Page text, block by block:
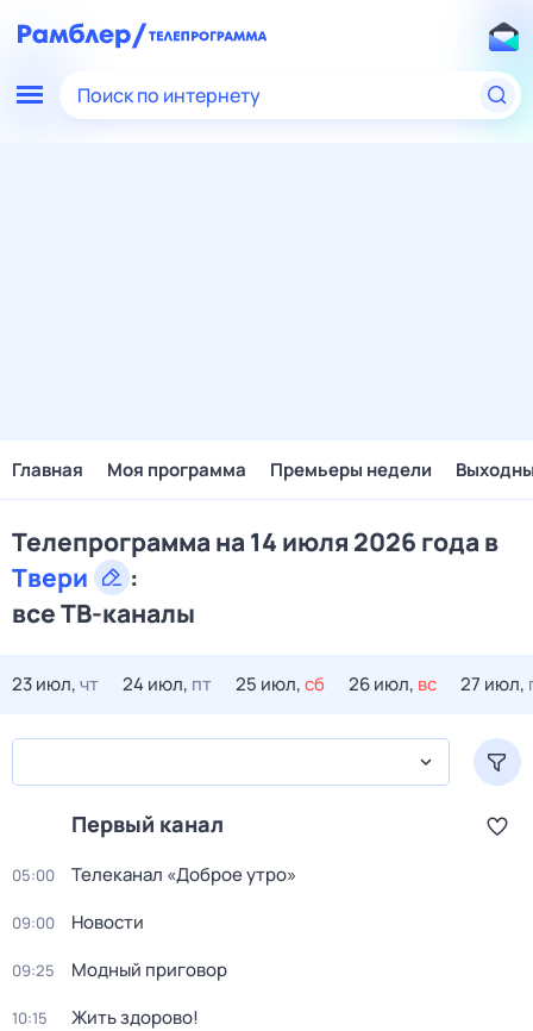
Поиск по интернету
Главная Моя программа Премьеры недели
Телепрограмма на 14 июля 2026 года в
Твери
:
все ТВ-каналы
23 июл,чт 24 июл, пт 25 июл,сб 26 июл, вс 27 июл,
Первый канал
05:00 Телеканал «Доброе утро»
09:00 Новости
09:25 Модный приговор
10:15 Жить здорово!